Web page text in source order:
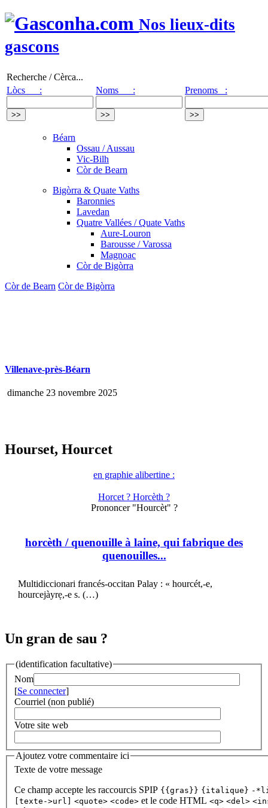
Nos lieux-dits
gascons
Recherche / Cèrca...
Lòcs :
Noms : Prenoms :
Béarn
Ossau / Aussau
Vic-Bilh
Còr de Bearn
Bigòrra & Quate Vaths
Baronnies
Lavedan
Quatre Vallées / Quate Vaths
Aure-Louron
Barousse / Varossa
Magnoac
Còr de Bigòrra
Còr de Bearn Còr de Bigòrra
Villenave-près-Béarn
dimanche 23 novembre 2025
Hourset, Hourcet
en graphie alibertine :
Horcet ? Horcèth ?
Prononcer "Hourcèt" ?
horcèth / quenouille à laine, qui fabrique des
quenouilles...
Multidiccionari francés-occitan Palay : « hourcét,-e,
hourcejàyrẹ,-e s. (…)
Un gran de sau ?
(identification facultative)
Nom
[Se connecter]
Courriel (non publié)
Votre site web
Ajoutez votre commentaire ici
Texte de votre message
Ce champ accepte les raccourcis SPIP {{gras}} {italique} -
[texte->url]
<quote> <code> et le code HTML <q> <del>